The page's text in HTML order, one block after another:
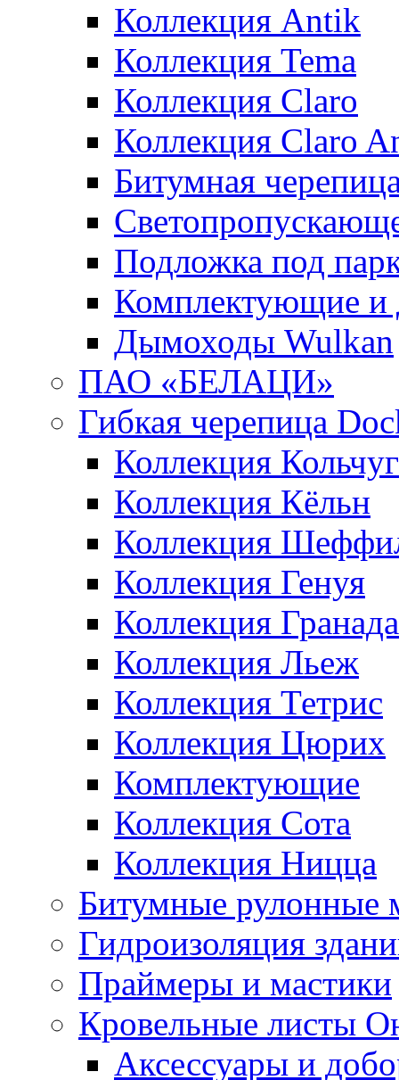
Коллекция Antik
Коллекция Tema
Коллекция Claro
Коллекция Claro
Битумная
Подложка под
Комплектующие и
Дымоходы Wulkan
ПАО «БЕЛАЦИ»
Гибкая черепица
Коллекция
Коллекция Кёльн
Коллекция
Коллекция Генуя
Коллекция Гранада
Коллекция Льеж
Коллекция Тетрис
Коллекция Цюрих
Комплектующие
Коллекция Сота
Коллекция Ницца
Битумные рулонные
Гидроизоляция
Праймеры и мастики
Кровельные листы
Аксессуары и